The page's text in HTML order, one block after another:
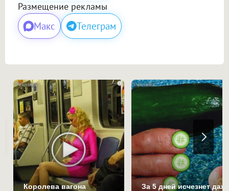
Размещение рекламы
Макс Телеграм
i
Королева вагона
За 5 дней исчезнет